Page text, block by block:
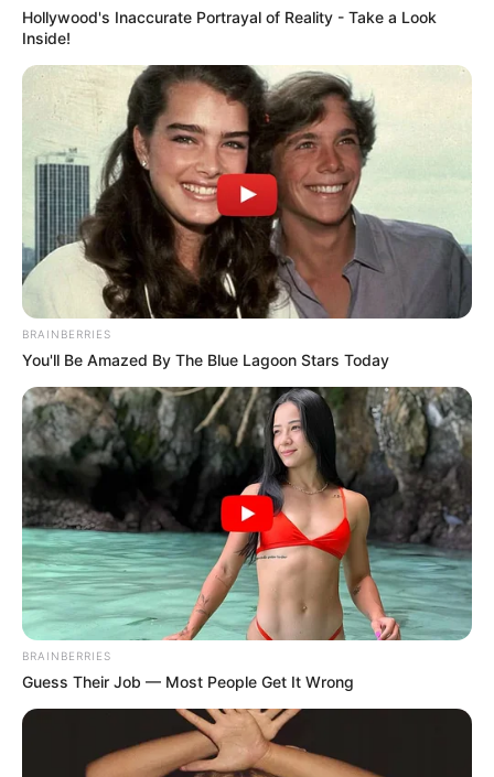
Irajá confirma: PEC 14 vai ao plenário do Senado ainda
esta semana.
— Foto: JASB.
Senador Irajá afirma que PEC 14 pode ser promulgada sem
sanção presidencial esta semana.
PublicadonoJASB em14.junho.2026. Atualizado
em
16.junho.2026.
WhatsApp: Grupos Estaduais |
O senador Irajá (PSD-TO), relator
da PEC 14/2021 no Senado Federal, confirmou em entrevista à
Jovem Pan Saúde que a proposta poderá ser votada pelo Plenário
do Senado já nesta semana.Acesse ao vídeo da Dra. Elane, após
esta reportagem.
Hollywood's Inaccurate Portrayal of Reality - Take a Look
Inside!
BRAINBERRIES
You'll Be Amazed By The Blue Lagoon Stars Today
BRAINBERRIES
Guess Their Job — Most People Get It Wrong